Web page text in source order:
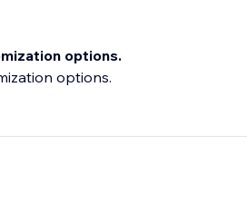
options.
options.